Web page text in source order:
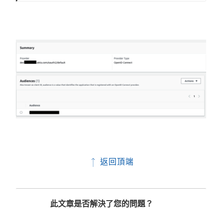
返回頂端
此文章是否解決了您的問題？